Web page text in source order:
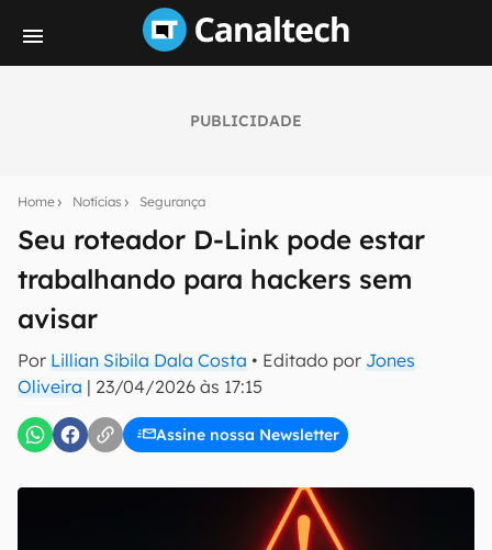
PUBLICIDADE
Home Notícias Segurança
Seu roteador D-Link pode estar
trabalhando para hackers sem
avisar
Por Lillian Sibila Dala Costa • Editado por Jones
Oliveira | 23/04/2026 às 17:15
Assine nossa Newsletter
notícias e reviews sobre tecnologia em primeira
E-mail
inscreva-se
Confirmo que li, aceito e concordo com os Termos de
Uso e Política de Privacidade do Canaltech.